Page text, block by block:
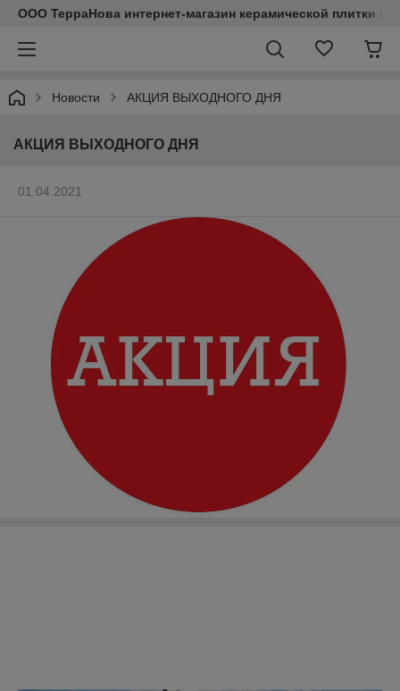
ООО ТерраНова интернет-магазин керамической плитки и
Новости АКЦИЯ ВЫХОДНОГО ДНЯ
АКЦИЯ ВЫХОДНОГО ДНЯ
01.04.2021